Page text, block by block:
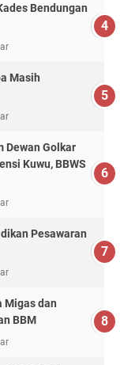
Bendungan
Masih
Dewan Golkar
Kuwu, BBWS
Pesawaran
Migas dan
BBM